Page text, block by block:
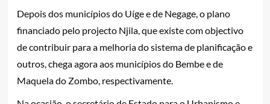
Depois dos municípios do Uíge e de Negage, o plano
financiado pelo projecto Njila, que existe com objectivo
de contribuir para a melhoria do sistema de planificação e
outros, chega agora aos municípios do Bembe e de
Maquela do Zombo, respectivamente.